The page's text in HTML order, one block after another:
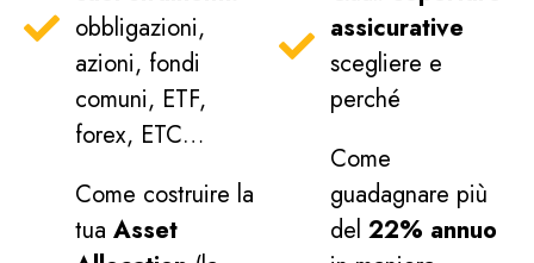
obbligazioni,
azioni, fondi
comuni, ETF,
forex, ETC…
Come costruire la
tua Asset
assicurative
scegliere e
perché
Come
guadagnare più
del 22% annuo